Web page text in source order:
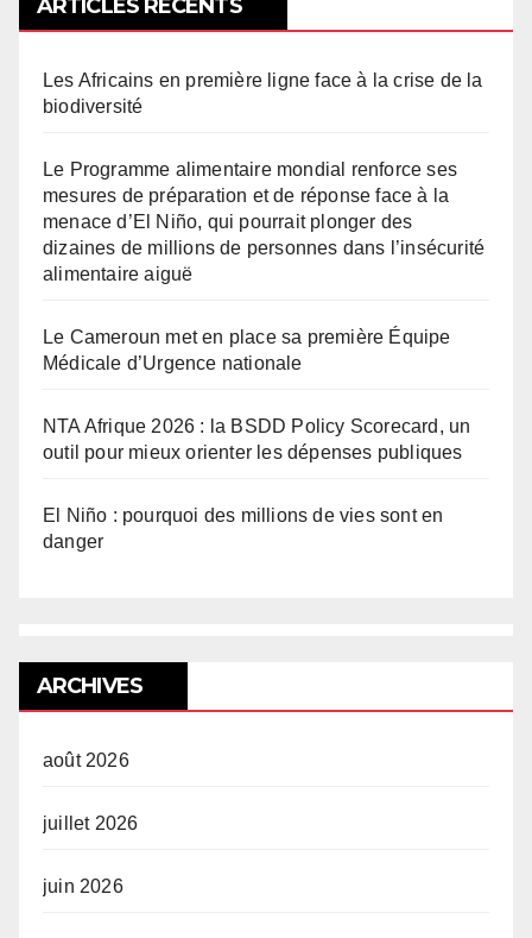
ARTICLES RÉCENTS
Les Africains en première ligne face à la crise de la
biodiversité
Le Programme alimentaire mondial renforce ses
mesures de préparation et de réponse face à la
menace d’El Niño, qui pourrait plonger des
dizaines de millions de personnes dans l’insécurité
alimentaire aiguë
Le Cameroun met en place sa première Équipe
Médicale d’Urgence nationale
NTA Afrique 2026 : la BSDD Policy Scorecard, un
outil pour mieux orienter les dépenses publiques
El Niño : pourquoi des millions de vies sont en
danger
ARCHIVES
août 2026
juillet 2026
juin 2026